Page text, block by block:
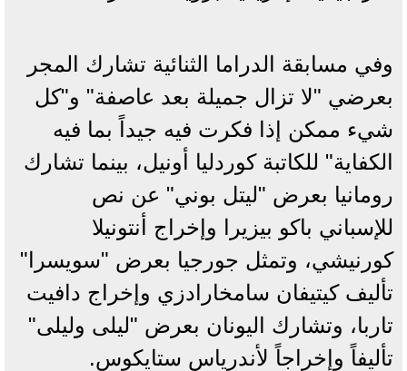
وفي مسابقة الدراما الثنائية تشارك المجر
بعرضي "لا تزال جميلة بعد عاصفة" و"كل
شيء ممكن إذا فكرت فيه جيداً بما فيه
الكفاية" للكاتبة كوردليا أونيل، بينما تشارك
رومانيا بعرض "ليتل بوني" عن نص
للإسباني باكو بيزيرا وإخراج أنتونيلا
كورنيشي، وتمثل جورجيا بعرض "سويسرا"
تأليف كيتيفان سامخارادزي وإخراج دافيت
تاربا، وتشارك اليونان بعرض "ليلى وليلى"
تأليفاً وإخراجاً لأندرياس ستايكوس.